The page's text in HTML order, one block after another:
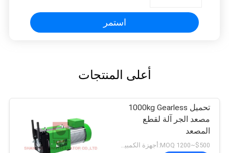
استمر
أعلى المنتجات
تحميل 1000kg Gearless
مصعد الجر آلة لقطع
المصعد